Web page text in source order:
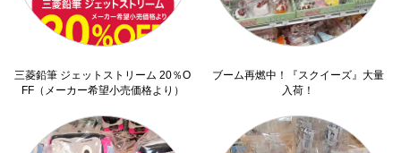
三菱鉛筆 ジェットストリーム 20％O
FF（メーカー希望小売価格より）
ブーム再燃中！『スクイーズ』大量
入荷！